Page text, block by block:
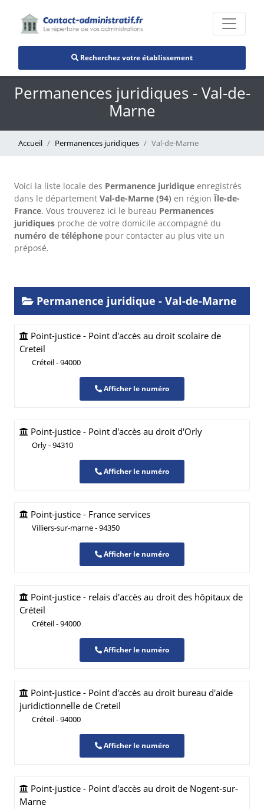
Recherchez votre établissement
Permanences juridiques - Val-de-
Marne
Accueil Permanences juridiques Val-de-Marne
Voici la liste locale des Permanence juridique enregistrés
dans le département Val-de-Marne (94) en régionÎle-de-
France. Vous trouverez ici le bureau Permanences
juridiques proche de votre domicile accompagné du
numéro de téléphone pour contacter au plus vite un
préposé.
Permanence juridique - Val-de-Marne
Point-justice - Point d'accès au droit scolaire de
Creteil
Créteil - 94000
Afficher le numéro
Point-justice - Point d'accès au droit d'Orly
Orly - 94310
Afficher le numéro
Point-justice - France services
Villiers-sur-marne - 94350
Afficher le numéro
Point-justice - relais d'accès au droit des hôpitaux de
Créteil
Créteil - 94000
Afficher le numéro
Point-justice - Point d'accès au droit bureau d'aide
juridictionnelle de Creteil
Créteil - 94000
Afficher le numéro
Point-justice - Point d'accès au droit de Nogent-sur-
Marne